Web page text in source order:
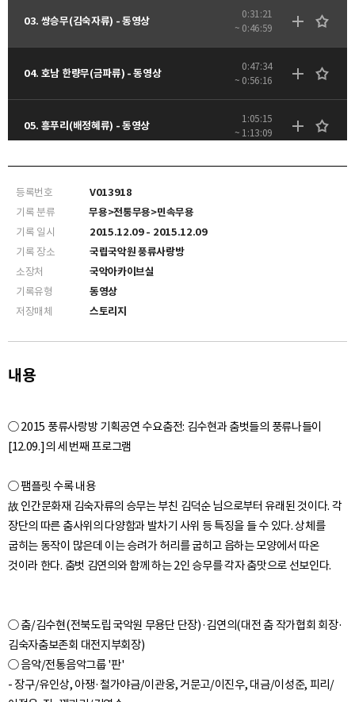
03. 쌍승무(김숙자류) - 동영상
0:31:21
~ 0:46:59
04. 호남 한량무(금파류) - 동영상
0:47:34
~ 0:56:16
05. 흥푸리(배정혜류) - 동영상
1:05:15
~ 1:13:09
1:13:34
07. 풍류장고(배정혜류) - 동영상
등록번호
V013918
기록 분류
무용>전통무용>민속무용
기록 일시
2015.12.09 - 2015.12.09
기록 장소
국립국악원 풍류사랑방
소장처
국악아카이브실
기록유형
동영상
저장매체
스토리지
내용
○ 2015 풍류사랑방 기획공연 수요춤전: 김수현과 춤벗들의 풍류나들이
[12.09.]의 세 번째 프로그램
○ 팸플릿 수록 내용
故 인간문화재 김숙자류의 승무는 부친 김덕순 님으로부터 유래된 것이다. 각
장단의 따른 춤사위의 다양함과 발차기 사위 등 특징을 들 수 있다. 상체를
굽히는 동작이 많은데 이는 승려가 허리를 굽히고 읍하는 모양에서 따온
○ 춤/김수현(전북도립 국악원 무용단 단장)·김연의(대전 춤 작가협회 회장·
김숙자춤보존회 대전지부회장)
○ 음악/전통음악그룹 '판'
- 장구/유인상, 아쟁·철가야금/이관웅, 거문고/이진우, 대금/이성준, 피리/